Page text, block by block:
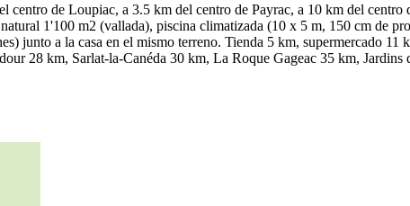
de Loupiac, a 3.5 km del centro de Payrac, a 10 km del centro
1'100 m2 (vallada), piscina climatizada (10 x 5 m, 150 cm de
junto a la casa en el mismo terreno. Tienda 5 km, supermercado 11
28 km, Sarlat-la-Canéda 30 km, La Roque Gageac 35 km,